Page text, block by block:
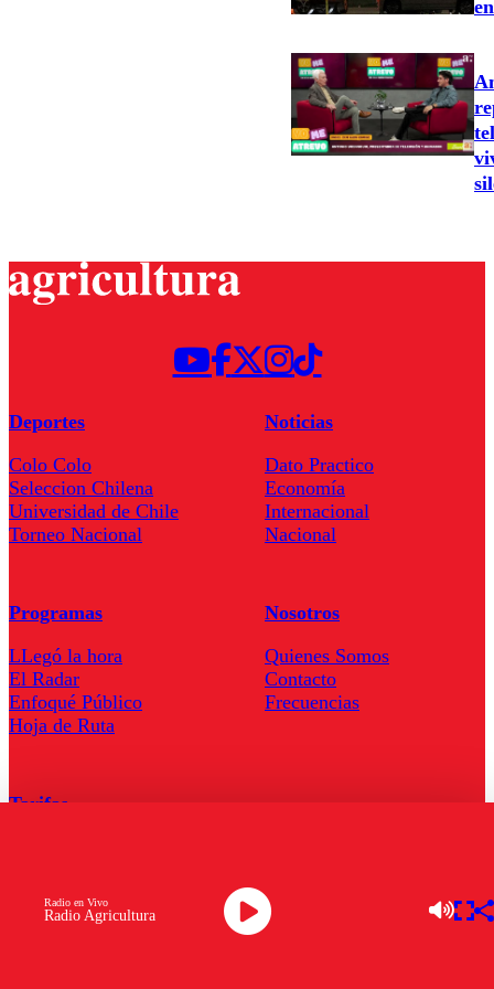
Radio Agricultura
Radio en Vivo
Deportes
Colo Colo
Seleccion Chilena
Universidad de Chile
Torneo Nacional
Noticias
Dato Practico
Economía
Internacional
Nacional
Programas
LLegó la hora
El Radar
Enfoqué Público
Hoja de Ruta
Nosotros
Quienes Somos
Contacto
Frecuencias
Tarifas